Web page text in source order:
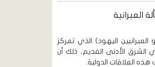
العبرانية
اليهود) الذي تمركز
الأدنى القديم، ذلك أن
العلاقات الدولية.